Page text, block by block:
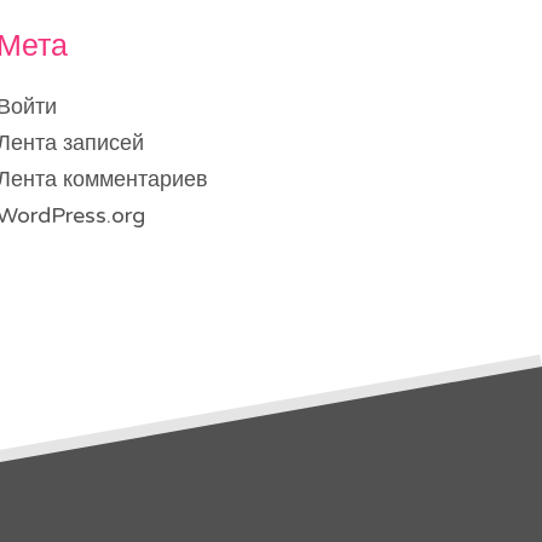
записей
комментариев